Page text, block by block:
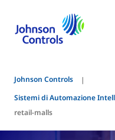
Johnson Controls
Sistemi di Automazione
retail-malls